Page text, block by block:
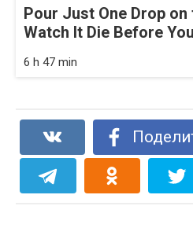
Pour Just One Drop
Watch It Die Before
6 h 47 min